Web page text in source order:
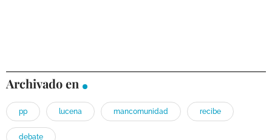
Archivado en
pp lucena mancomunidad recibe
debate